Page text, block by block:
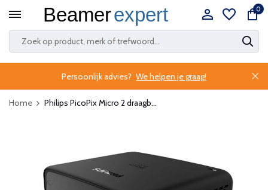
0
Persoonlijk advies? We helpen je graag!
Home Philips PicoPix Micro 2 draagb...